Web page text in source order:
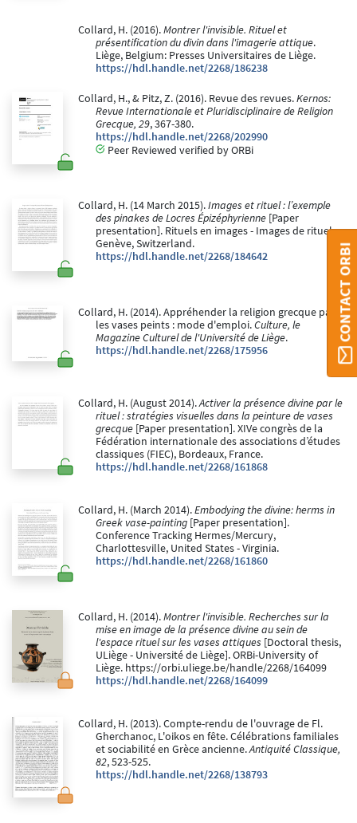
Collard, H. (2016).Montrer l'invisible. Rituel et
présentification du divin dans l'imagerie attique.
Liège, Belgium: Presses Universitaires de Liège.
https://hdl.handle.net/2268/186238
Collard, H., & Pitz, Z. (2016). Revue des revues.Kernos:
Revue Internationale et Pluridisciplinaire de Religion
Grecque, 29, 367-380.
https://hdl.handle.net/2268/202990
Peer Reviewed verified by ORBi
Collard, H. (14 March 2015).Images et rituel : l’exemple
des pinakes de Locres Épizéphyrienne [Paper
presentation]. Rituels en images - Images de rituel,
Genève, Switzerland.
https://hdl.handle.net/2268/184642
Collard, H. (2014). Appréhender la religion grecque par
les vases peints : mode d'emploi.Culture, le
Magazine Culturel de l'Université de Liège.
https://hdl.handle.net/2268/175956
Collard, H. (August 2014).Activer la présence divine par le
rituel : stratégies visuelles dans la peinture de vases
grecque [Paper presentation]. XIVe congrès de la
Fédération internationale des associations d’études
classiques (FIEC), Bordeaux, France.
https://hdl.handle.net/2268/161868
Collard, H. (March 2014).Embodying the divine: herms in
Greek vase-painting [Paper presentation].
Conference Tracking Hermes/Mercury,
Charlottesville, United States - Virginia.
https://hdl.handle.net/2268/161860
Collard, H. (2014).Montrer l'invisible. Recherches sur la
mise en image de la présence divine au sein de
l'espace rituel sur les vases attiques [Doctoral thesis,
ULiège - Université de Liège]. ORBi-University of
Liège. https://orbi.uliege.be/handle/2268/164099
https://hdl.handle.net/2268/164099
Collard, H. (2013). Compte-rendu de l'ouvrage de Fl.
Gherchanoc, L'oikos en fête. Célébrations familiales
et sociabilité en Grèce ancienne.Antiquité Classique,
82, 523-525.
https://hdl.handle.net/2268/138793
CONTACT ORBI